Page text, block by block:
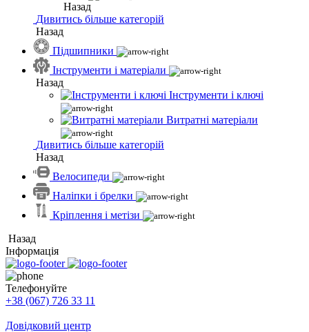
Назад
Дивитись більше категорій
Назад
Підшипники
Інструменти і матеріали
Назад
Інструменти і ключі
Витратні матеріали
Дивитись більше категорій
Назад
Велосипеди
Наліпки і брелки
Кріплення і метізи
Назад
Інформація
Телефонуйте
+38 (067) 726 33 11
Довідковий центр